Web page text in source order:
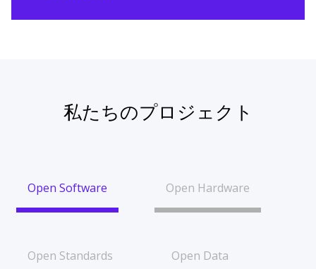
私たちのプロジェクト
Open Software Open Hardware
Open Standards Open Data